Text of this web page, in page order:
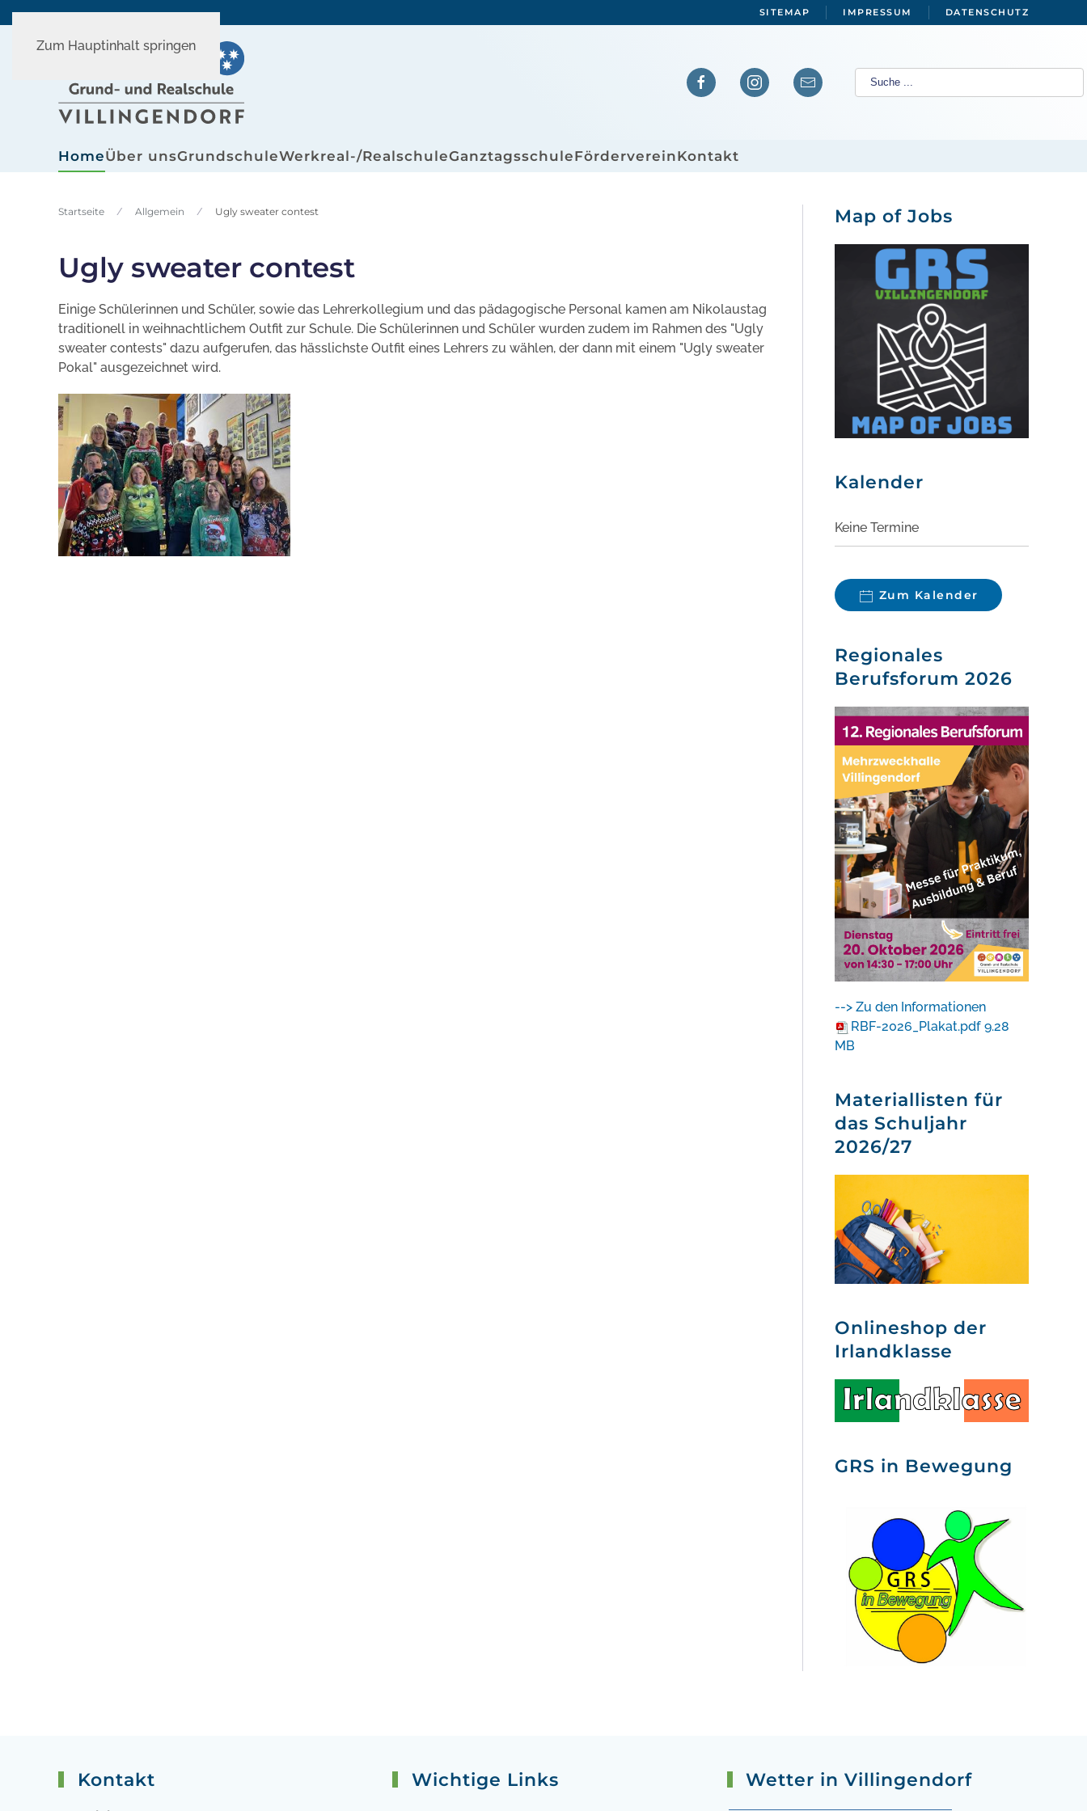
Zum Hauptinhalt springen
SITEMAP IMPRESSUM DATENSCHUTZ
HomeÜber unsGrundschuleWerkreal-/RealschuleGanztagsschuleFördervereinKontakt
Startseite Allgemein Ugly sweater contest
Ugly sweater contest
Einige Schülerinnen und Schüler, sowie das Lehrerkollegium und das pädagogische Personal kamen am Nikolaustag
traditionell in weihnachtlichem Outfit zur Schule. Die Schülerinnen und Schüler wurden zudem im Rahmen des "Ugly
sweater contests" dazu aufgerufen, das hässlichste Outfit eines Lehrers zu wählen, der dann mit einem "Ugly sweater
Pokal" ausgezeichnet wird.
Map of Jobs
Kalender
Keine Termine
Zum Kalender
Regionales
Berufsforum 2026
--> Zu den Informationen
RBF-2026_Plakat.pdf 9.28
MB
Materiallisten für
das Schuljahr
2026/27
Onlineshop der
Irlandklasse
GRS in Bewegung
Kontakt Wichtige Links Wetter in Villingendorf